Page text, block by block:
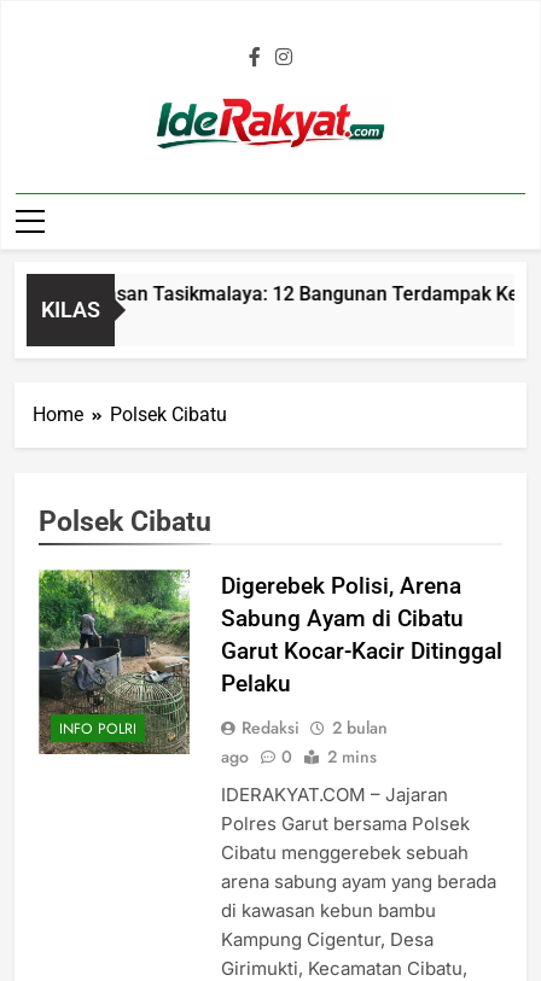
Iderakyat.com
KILAS
Parumasan Tasikmalaya: 12 Bangunan Terdampak
Home Polsek Cibatu
Polsek Cibatu
INFO POLRI
Digerebek Polisi, Arena
Sabung Ayam di Cibatu
Garut Kocar-Kacir Ditinggal
Pelaku
Redaksi
2 bulan
ago
0 2 mins
IDERAKYAT.COM – Jajaran
Polres Garut bersama Polsek
Cibatu menggerebek sebuah
arena sabung ayam yang berada
di kawasan kebun bambu
Kampung Cigentur, Desa
Girimukti, Kecamatan Cibatu,